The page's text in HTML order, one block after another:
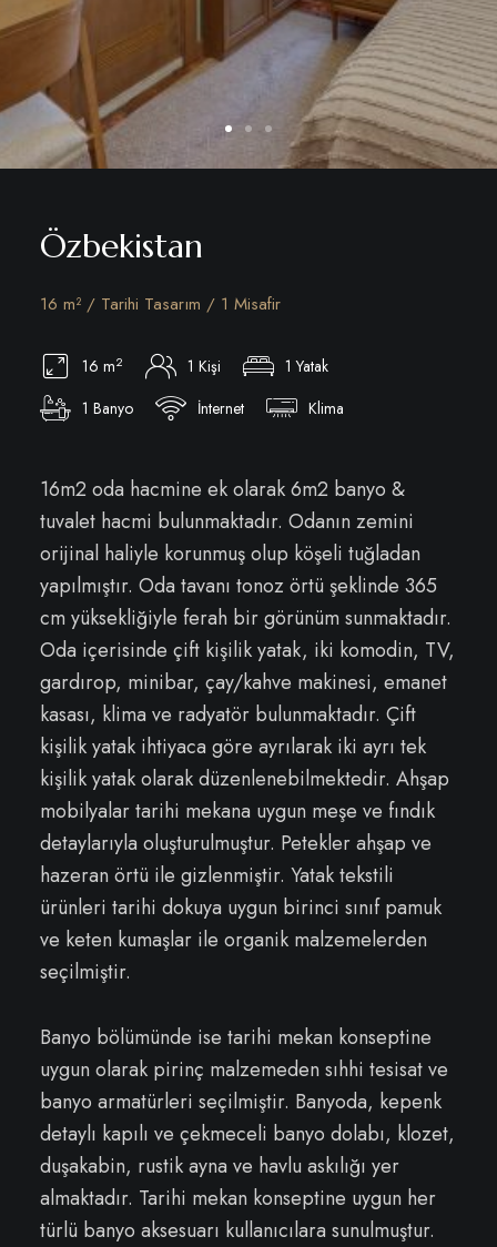
Özbekistan
16 m² / Tarihi Tasarım / 1 Misafir
16 m2 1 Kişi
1 Yatak
1 Banyo
İnternet Klima
16m2 oda hacmine ek olarak 6m2 banyo &
tuvalet hacmi bulunmaktadır. Odanın zemini
orijinal haliyle korunmuş olup köşeli tuğladan
yapılmıştır. Oda tavanı tonoz örtü şeklinde 365
cm yüksekliğiyle ferah bir görünüm sunmaktadır.
Oda içerisinde çift kişilik yatak, iki komodin, TV,
gardırop, minibar, çay/kahve makinesi, emanet
kasası, klima ve radyatör bulunmaktadır. Çift
kişilik yatak ihtiyaca göre ayrılarak iki ayrı tek
kişilik yatak olarak düzenlenebilmektedir. Ahşap
mobilyalar tarihi mekana uygun meşe ve fındık
detaylarıyla oluşturulmuştur. Petekler ahşap ve
hazeran örtü ile gizlenmiştir. Yatak tekstili
ürünleri tarihi dokuya uygun birinci sınıf pamuk
ve keten kumaşlar ile organik malzemelerden
seçilmiştir.
Banyo bölümünde ise tarihi mekan konseptine
uygun olarak pirinç malzemeden sıhhi tesisat ve
banyo armatürleri seçilmiştir. Banyoda, kepenk
detaylı kapılı ve çekmeceli banyo dolabı, klozet,
duşakabin, rustik ayna ve havlu askılığı yer
almaktadır. Tarihi mekan konseptine uygun her
türlü banyo aksesuarı kullanıcılara sunulmuştur.